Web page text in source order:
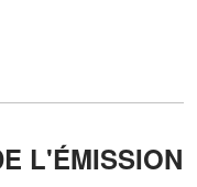
L'ÉMISSION